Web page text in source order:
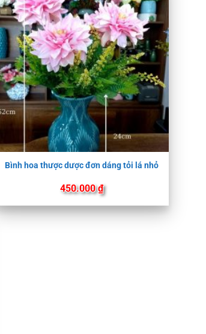
Bình hoa thược dược đơn dáng tỏi lá nhỏ
450.000₫